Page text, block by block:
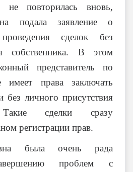
не повторилась вновь,
подала заявление о
сделок без
собственника. В этом
представитель по
имеет права заключать
без личного присутствия
Такие сделки сразу
регистрации прав.
была очень рада
проблем с